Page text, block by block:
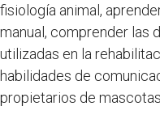
fisiología animal,
manual, comprender las
utilizadas en la
habilidades de
propietarios de mascotas.